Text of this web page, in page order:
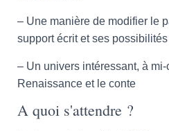
– Une manière de modifier le
support écrit et ses possibilités
– Un univers intéressant, à
Renaissance et le conte
A quoi s'attendre ?